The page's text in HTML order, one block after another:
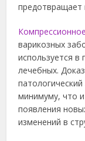
предотвращает
варикозных
используется в
лечебных.
минимуму, что
появления
изменений в